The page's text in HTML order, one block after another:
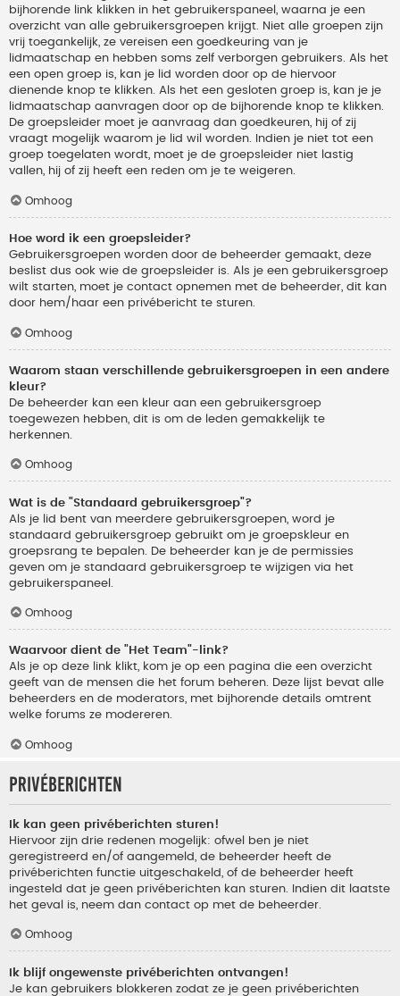
bijhorende link klikken in het gebruikerspaneel, waarna je een
overzicht van alle gebruikersgroepen krijgt. Niet alle groepen zijn
vrij toegankelijk, ze vereisen een goedkeuring van je
lidmaatschap en hebben soms zelf verborgen gebruikers. Als het
een open groep is, kan je lid worden door op de hiervoor
dienende knop te klikken. Als het een gesloten groep is, kan je je
lidmaatschap aanvragen door op de bijhorende knop te klikken.
De groepsleider moet je aanvraag dan goedkeuren, hij of zij
vraagt mogelijk waarom je lid wil worden. Indien je niet tot een
groep toegelaten wordt, moet je de groepsleider niet lastig
vallen, hij of zij heeft een reden om je te weigeren.
Omhoog
Hoe word ik een groepsleider?
Gebruikersgroepen worden door de beheerder gemaakt, deze
beslist dus ook wie de groepsleider is. Als je een gebruikersgroep
wilt starten, moet je contact opnemen met de beheerder, dit kan
door hem/haar een privébericht te sturen.
Omhoog
Waarom staan verschillende gebruikersgroepen in een andere
kleur?
De beheerder kan een kleur aan een gebruikersgroep
toegewezen hebben, dit is om de leden gemakkelijk te
herkennen.
Omhoog
Wat is de "Standaard gebruikersgroep"?
Als je lid bent van meerdere gebruikersgroepen, word je
standaard gebruikersgroep gebruikt om je groepskleur en
groepsrang te bepalen. De beheerder kan je de permissies
geven om je standaard gebruikersgroep te wijzigen via het
gebruikerspaneel.
Omhoog
Waarvoor dient de "Het Team"-link?
Als je op deze link klikt, kom je op een pagina die een overzicht
geeft van de mensen die het forum beheren. Deze lijst bevat alle
beheerders en de moderators, met bijhorende details omtrent
welke forums ze modereren.
Omhoog
Privéberichten
Ik kan geen privéberichten sturen!
Hiervoor zijn drie redenen mogelijk: ofwel ben je niet
geregistreerd en/of aangemeld, de beheerder heeft de
privéberichten functie uitgeschakeld, of de beheerder heeft
ingesteld dat je geen privéberichten kan sturen. Indien dit laatste
het geval is, neem dan contact op met de beheerder.
Omhoog
Ik blijf ongewenste privéberichten ontvangen!
Je kan gebruikers blokkeren zodat ze je geen privéberichten